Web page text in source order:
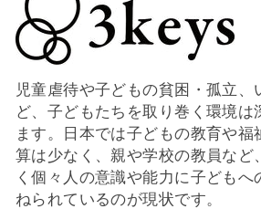
児童虐待や子どもの貧困・孤立、
ど、子どもたちを取り巻く環境は
ます。日本では子どもの教育や福
算は少なく、親や学校の教員など
く個々人の意識や能力に子どもへ
ねられているのが現状です。